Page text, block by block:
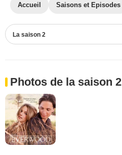
Accueil Saisons et Episodes
La saison 2
Photos de la saison 2